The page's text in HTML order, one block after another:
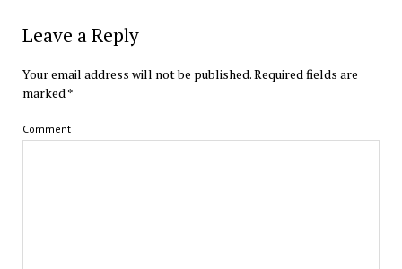
Leave a Reply
Your email address will not be published.Required fields are
marked*
Comment